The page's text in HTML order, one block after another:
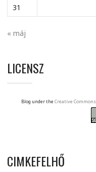
31
« máj
LICENSZ
Blog under the Creative
CIMKEFELHŐ